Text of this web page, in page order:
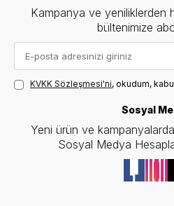
Kampanya ve yeniliklerden
bültenimize
KVKK Sözleşmesi'ni, okudum,
Sosyal
Yeni ürün ve
Sosyal Medya